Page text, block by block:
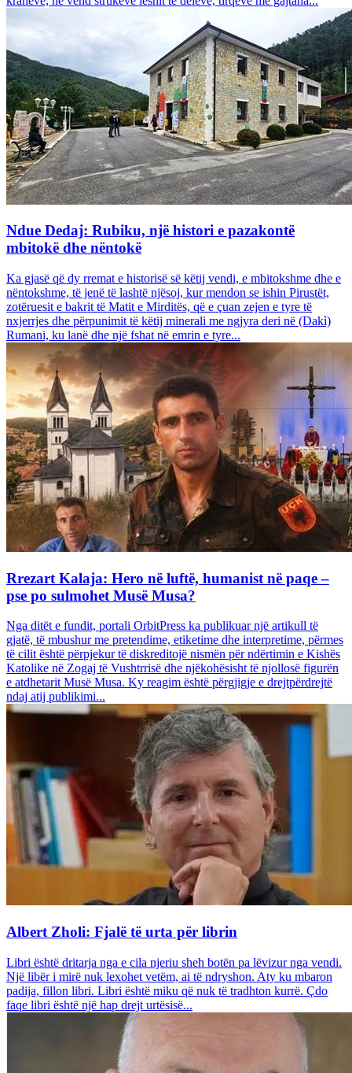
Ndue Dedaj: Rubiku, një histori e pazakontë
mbitokë dhe nëntokë
Ka gjasë që dy rremat e historisë së këtij vendi, e mbitokshme dhe e
nëntokshme, të jenë të lashtë njësoj, kur mendon se ishin Pirustët,
zotëruesit e bakrit të Matit e Mirditës, që e çuan zejen e tyre të
nxjerrjes dhe përpunimit të këtij minerali me ngjyra deri në (Dakì)
Rumani, ku lanë dhe një fshat në emrin e tyre...
Rrezart Kalaja: Hero në luftë, humanist në paqe –
pse po sulmohet Musë Musa?
Nga ditët e fundit, portali OrbitPress ka publikuar një artikull të
gjatë, të mbushur me pretendime, etiketime dhe interpretime, përmes
të cilit është përpjekur të diskreditojë nismën për ndërtimin e Kishës
Katolike në Zogaj të Vushtrrisë dhe njëkohësisht të njollosë figurën
e atdhetarit Musë Musa. Ky reagim është përgjigje e drejtpërdrejtë
ndaj atij publikimi...
Albert Zholi: Fjalë të urta për librin
Libri është dritarja nga e cila njeriu sheh botën pa lëvizur nga vendi.
Një libër i mirë nuk lexohet vetëm, ai të ndryshon. Aty ku mbaron
padija, fillon libri. Libri është miku që nuk të tradhton kurrë. Çdo
faqe libri është një hap drejt urtësisë...